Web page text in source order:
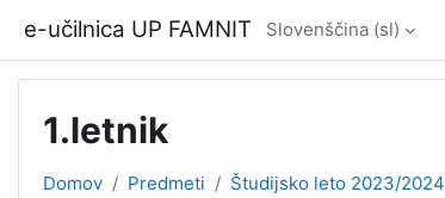
e-učilnica UP FAMNIT Slovenščina ‎(sl)‎
1.letnik
Domov Predmeti Študijsko leto 2023/2024